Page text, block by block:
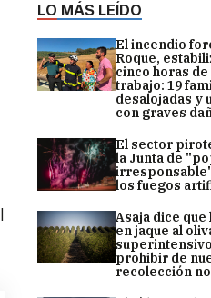
LO MÁS LEÍDO
El incendio
Roque,
cinco horas
trabajo: 19
desalojadas y
con graves
El sector
la Junta de
los fuegos
Asaja dice
en jaque al
prohibir de
recolección